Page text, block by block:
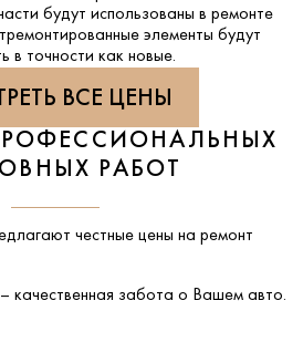
будут использованы в ремонте
элементы будут
в точности как новые.
ВСЕ ЦЕНЫ
РАБОТ
честные цены на ремонт
– качественная забота о Вашем авто.